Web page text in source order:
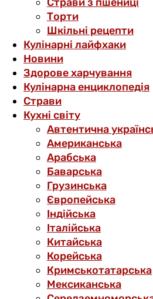
Торти
Шкільні рецепти
Кулінарні лайфхаки
Новини
Здорове харчування
Кулінарна енциклопедія
Страви
Кухні світу
Автентична
Американська
Арабська
Баварська
Грузинська
Європейська
Індійська
Італійська
Китайська
Корейська
Кримськотатарська
Мексиканська